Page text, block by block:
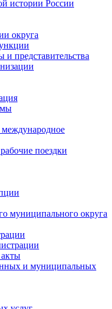
истории России
округа
представительства
поездки
муниципального округа
и муниципальных